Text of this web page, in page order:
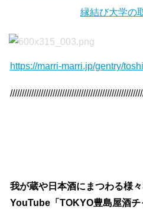
縁結び大学の
https://marri-marri.jp/gentry/
我が蔵や日本酒にまつわる様
YouTube「TOKYO豊島屋酒チ